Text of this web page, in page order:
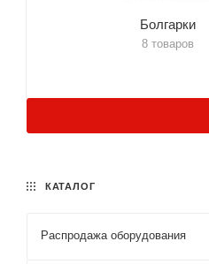
Болгарки
8 товаров
КАТАЛОГ
Распродажа оборудования